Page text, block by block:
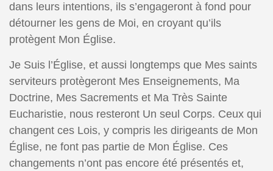
dans leurs intentions, ils s’engageront à fond pour
détourner les gens de Moi, en croyant qu’ils
protègent Mon Église.
Je Suis l’Église, et aussi longtemps que Mes saints
serviteurs protègeront Mes Enseignements, Ma
Doctrine, Mes Sacrements et Ma Très Sainte
Eucharistie, nous resteront Un seul Corps. Ceux qui
changent ces Lois, y compris les dirigeants de Mon
Église, ne font pas partie de Mon Église. Ces
changements n’ont pas encore été présentés et,